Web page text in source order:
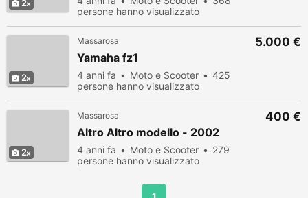
2
persone hanno visualizzato
2
Massarosa
Yamaha fz1
4 anni fa Moto e Scooter
425
persone hanno visualizzato
5.000 €
2
Massarosa
Altro Altro modello - 2002
4 anni fa Moto e Scooter
279
persone hanno visualizzato
400 €